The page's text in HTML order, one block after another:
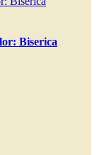
Biserica